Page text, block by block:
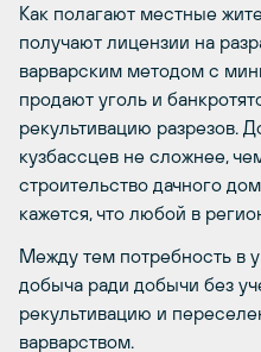
Как полагают местные
получают лицензии на
варварским методом с
продают уголь и
рекультивацию разрезов.
кузбассцев не сложнее,
строительство дачного
кажется, что любой в
Между тем потребность в
добыча ради добычи без
рекультивацию и
варварством.